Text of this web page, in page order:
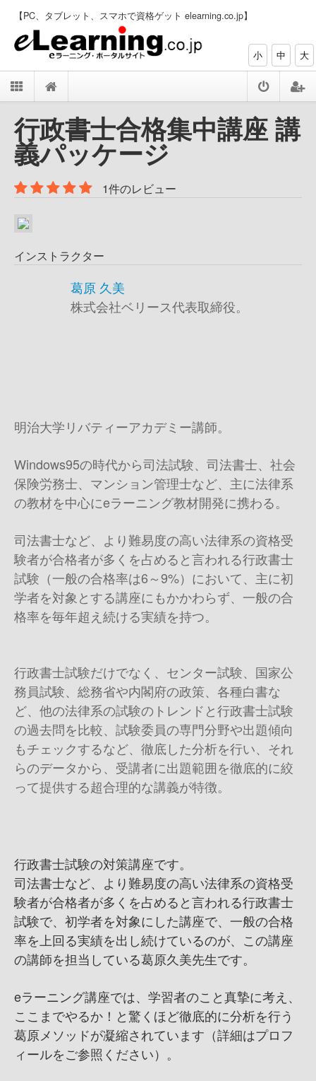
【PC、タブレット、スマホで資格ゲット elearning.co.jp】
小 中 大
行政書士合格集中講座 講
義パッケージ
1件のレビュー
インストラクター
葛原 久美
株式会社ベリース代表取締役。
明治大学リバティーアカデミー講師。
Windows95の時代から司法試験、司法書士、社会
保険労務士、マンション管理士など、主に法律系
の教材を中心にeラーニング教材開発に携わる。
司法書士など、より難易度の高い法律系の資格受
験者が合格者が多くを占めると言われる行政書士
試験（一般の合格率は6～9%）において、主に初
学者を対象とする講座にもかかわらず、一般の合
格率を毎年超え続ける実績を持つ。
行政書士試験だけでなく、センター試験、国家公
務員試験、総務省や内閣府の政策、各種白書な
ど、他の法律系の試験のトレンドと行政書士試験
の過去問を比較、試験委員の専門分野や出題傾向
もチェックするなど、徹底した分析を行い、それ
らのデータから、受講者に出題範囲を徹底的に絞
って提供する超合理的な講義が特徴。
行政書士試験の対策講座です。
司法書士など、より難易度の高い法律系の資格受
験者が合格者が多くを占めると言われる行政書士
試験で、初学者を対象にした講座で、一般の合格
率を上回る実績を出し続けているのが、この講座
の講師を担当している葛原久美先生です。
eラーニング講座では、学習者のこと真摯に考え、
ここまでやるか！と驚くほど徹底的に分析を行う
葛原メソッドが凝縮されています（詳細はプロフ
ィールをご参照ください）。